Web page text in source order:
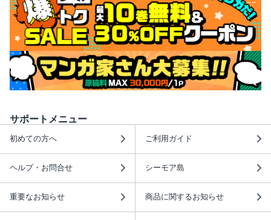
サポートメニュー
初めての方へ ご利用ガイド
ヘルプ・お問合せ シーモア島
重要なお知らせ 商品に関するお知らせ